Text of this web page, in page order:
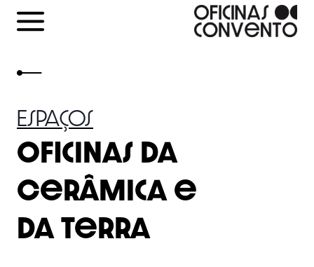
Skip
Espaços
Oficinas da
Cerâmica e
da Terra